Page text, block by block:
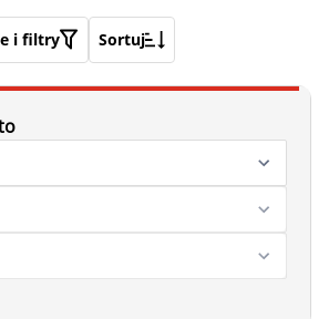
i filtry Sortuj